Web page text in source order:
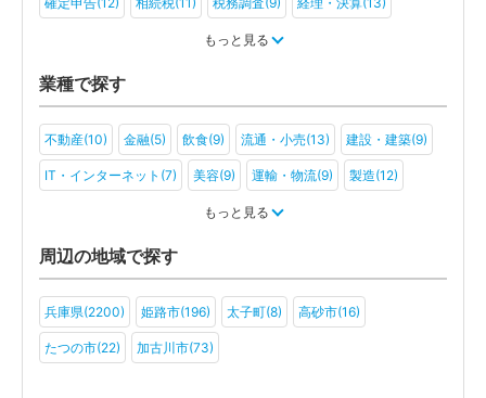
もっと見る
業種で探す
不動産(10) 金融(5) 飲食(9) 流通・小売(13) 建設・建築(9)
IT・インターネット(7) 美容(9) 運輸・物流(9) 製造(12)
旅行・ホテル(9)
アミューズメント・レジャー(5)
ＮＰＯ法人(3) 学校法人(4) 一般社団法人(3) その他(2)
もっと見る
周辺の地域で探す
兵庫県(2200) 姫路市(196) 太子町(8) 高砂市(16)
たつの市(22) 加古川市(73)